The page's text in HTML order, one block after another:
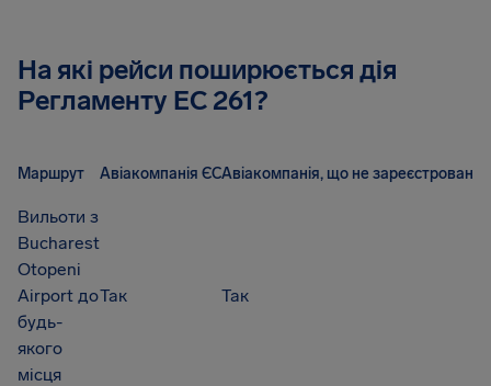
На які рейси поширюється дія
Регламенту EC 261?
Маршрут Авіакомпанія ЄСАвіакомпанія, що не зареєстрована
Вильоти з
Bucharest
Otopeni
Airport до
будь-
якого
місця
Так Так